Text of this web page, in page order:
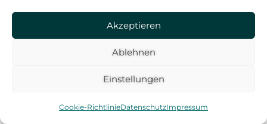
Akzeptieren
Ablehnen
Einstellungen
Cookie-RichtlinieDatenschutzImpressum